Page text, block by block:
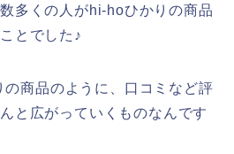
多くの人がhi-hoひかりの商品
とでした♪
商品のように、口コミなど評
と広がっていくものなんです